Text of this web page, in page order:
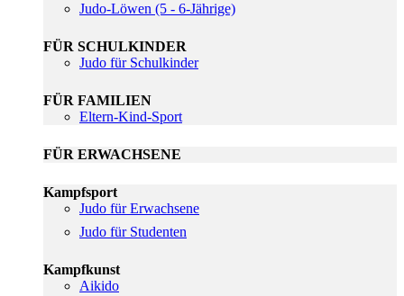
Judo-Löwen (5 - 6-Jährige)
FÜR SCHULKINDER
Judo für Schulkinder
FÜR FAMILIEN
Eltern-Kind-Sport
FÜR ERWACHSENE
Kampfsport
Judo für Erwachsene
Judo für Studenten
Kampfkunst
Aikido